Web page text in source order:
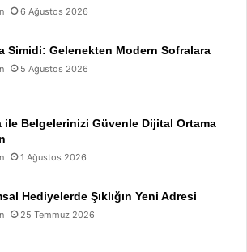
6 Ağustos 2026
Simidi: Gelenekten Modern Sofralara
5 Ağustos 2026
ile Belgelerinizi Güvenle Dijital Ortama
1 Ağustos 2026
Hediyelerde Şıklığın Yeni Adresi
25 Temmuz 2026